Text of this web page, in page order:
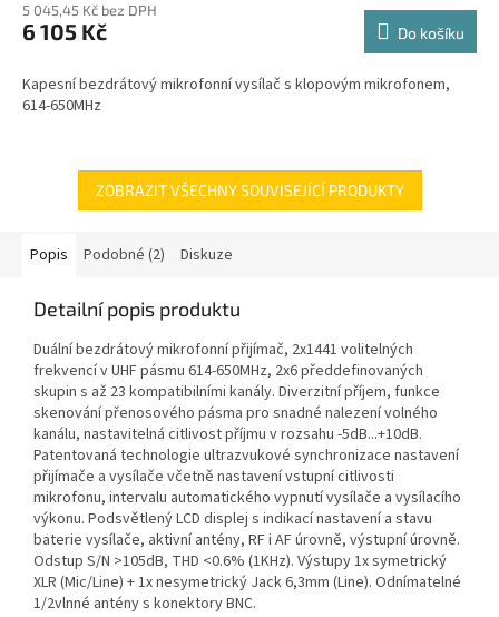
5 045,45 Kč bez DPH
6 105 Kč Do košíku
Kapesní bezdrátový mikrofonní vysílač s klopovým mikrofonem,
614-650MHz
ZOBRAZIT VŠECHNY SOUVISEJÍCÍ PRODUKTY
Popis Podobné (2) Diskuze
Detailní popis produktu
Duální bezdrátový mikrofonní přijímač, 2x1441 volitelných
frekvencí v UHF pásmu 614-650MHz, 2x6 předdefinovaných
skupin s až 23 kompatibilními kanály. Diverzitní příjem, funkce
skenování přenosového pásma pro snadné nalezení volného
kanálu, nastavitelná citlivost příjmu v rozsahu -5dB...+10dB.
Patentovaná technologie ultrazvukové synchronizace nastavení
přijímače a vysílače včetně nastavení vstupní citlivosti
mikrofonu, intervalu automatického vypnutí vysílače a vysílacího
výkonu. Podsvětlený LCD displej s indikací nastavení a stavu
baterie vysílače, aktivní antény, RF i AF úrovně, výstupní úrovně.
Odstup S/N >105dB, THD <0.6% (1KHz). Výstupy 1x symetrický
XLR (Mic/Line) + 1x nesymetrický Jack 6,3mm (Line). Odnímatelné
1/2vlnné antény s konektory BNC.